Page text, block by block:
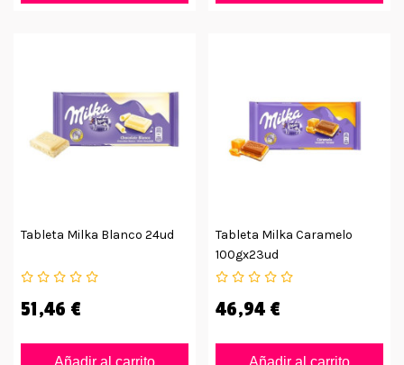
Tableta Milka Blanco 24ud
51,46 €
Tableta Milka Caramelo
100gx23ud
46,94 €